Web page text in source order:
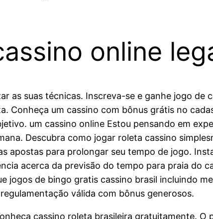
online
as suas técnicas. Inscreva-se e ganhe jogo de
Conheça um cassino com bônus grátis no
um cassino online Estou pensando em
Descubra como jogar roleta cassino
apostas para prolongar seu tempo de jogo.
acerca da previsão do tempo para praia do
jogos de bingo gratis cassino brasil incluindo
válida com bônus generosos.
cassino roleta brasileira gratuitamente.